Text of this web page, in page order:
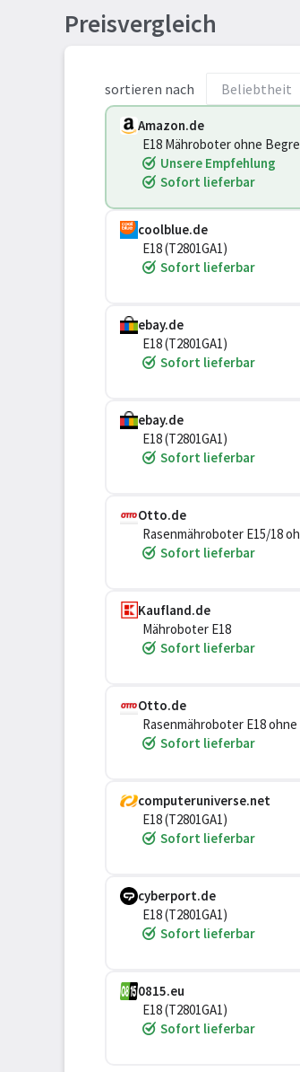
Preisvergleich
sortieren nach
Amazon.de
E18 Mähroboter ohne
Unsere Empfehlung
Sofort lieferbar
coolblue.de
E18 (T2801GA1)
Sofort lieferbar
ebay.de
E18 (T2801GA1)
Sofort lieferbar
ebay.de
E18 (T2801GA1)
Sofort lieferbar
Otto.de
Rasenmähroboter E15/18
ladestation,mit
Sofort lieferbar
Kaufland.de
Mähroboter E18
Sofort lieferbar
Otto.de
Rasenmähroboter E18
ladestation,mit
Sofort lieferbar
computeruniverse.net
E18 (T2801GA1)
Sofort lieferbar
cyberport.de
E18 (T2801GA1)
Sofort lieferbar
0815.eu
E18 (T2801GA1)
Sofort lieferbar